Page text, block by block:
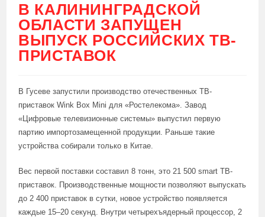
В КАЛИНИНГРАДСКОЙ
ОБЛАСТИ ЗАПУЩЕН
ВЫПУСК РОССИЙСКИХ ТВ-
ПРИСТАВОК
В Гусеве запустили производство отечественных ТВ-
приставок Wink Box Mini для «Ростелекома». Завод
«Цифровые телевизионные системы» выпустил первую
партию импортозамещенной продукции. Раньше такие
устройства собирали только в Китае.
Вес первой поставки составил 8 тонн, это 21 500 smart ТВ-
приставок. Производственные мощности позволяют выпускать
до 2 400 приставок в сутки, новое устройство появляется
каждые 15–20 секунд. Внутри четырехъядерный процессор, 2